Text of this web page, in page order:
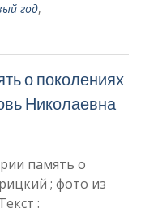
год,
о поколениях
Николаевна
память о
; фото из
: